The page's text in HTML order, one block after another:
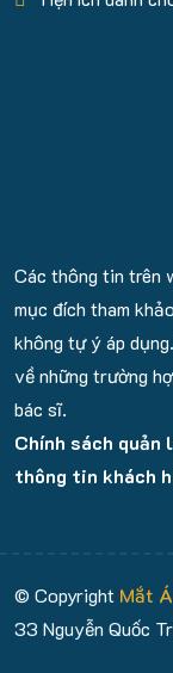
Các thông tin trên
mục đích tham
không tự ý áp
về những trường
bác sĩ.
Chính sách quản
thông tin khách
© Copyright Mắt
33 Nguyễn Quốc